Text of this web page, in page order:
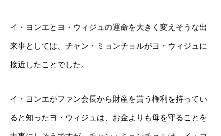
イ・ヨンエとヨ・ウィジュの運命を大きく変えそうな出
来事としては、チャン・ミョンチョルがヨ・ウィジュに
接近したことでした。
イ・ヨンエがファン会長から財産を貰う権利を持ってい
ると知ったヨ・ウィジュは、お金よりも母を守ることを